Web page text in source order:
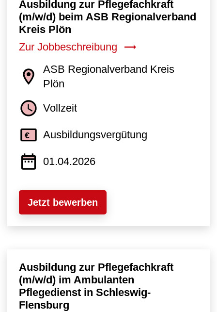
Ausbildung zur Pflegefachkraft
(m/w/d) beim ASB Regionalverband
Kreis Plön
Zur Jobbeschreibung
ASB Regionalverband Kreis
Plön
Vollzeit
Ausbildungsvergütung
01.04.2026
Jetzt bewerben
Ausbildung zur Pflegefachkraft
(m/w/d) im Ambulanten
Pflegedienst in Schleswig-
Flensburg